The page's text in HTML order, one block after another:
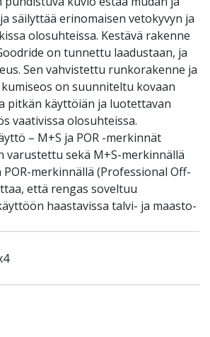
säilyttää erinomaisen vetokyvyn ja
olosuhteissa. Kestävä rakenne
on tunnettu laadustaan, ja
Sen vahvistettu runkorakenne ja
on suunniteltu kovaan
pitkän käyttöiän ja luotettavan
vaativissa olosuhteissa.
– M+S ja POR -merkinnät
varustettu sekä M+S-merkinnällä
POR-merkinnällä (Professional Off-
että rengas soveltuu
haastavissa talvi- ja maasto-